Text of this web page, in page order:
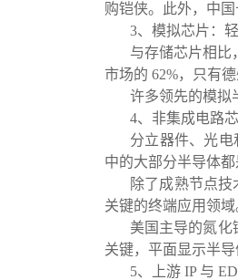
购铠侠。此外，中国
3、模拟芯片：
与存储芯片相比
市场的 62%，只有
许多领先的模拟
4、非集成电路
分立器件、光电
中的大部分半导体
除了成熟节点
关键的终端应用领域
美国主导的氮化
关键，平面显示半导
5、上游 IP 与